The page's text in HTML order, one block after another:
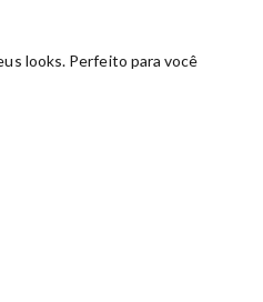
looks. Perfeito para você